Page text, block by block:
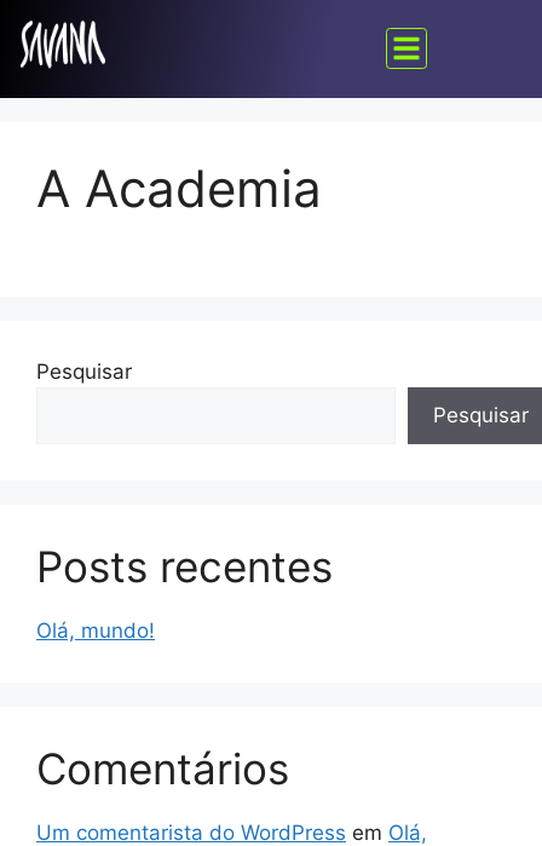
A Academia
Pesquisar
Pesquisar
Posts recentes
Olá, mundo!
Comentários
Um comentarista do WordPress em Olá,